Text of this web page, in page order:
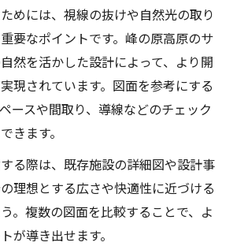
めには、視線の抜けや自然光の取り
要なポイントです。峰の原高原のサ
然を活かした設計によって、より開
現されています。図面を参考にする
ースや間取り、導線などのチェック
きます。
る際は、既存施設の詳細図や設計事
理想とする広さや快適性に近づける
。複数の図面を比較することで、よ
が導き出せます。